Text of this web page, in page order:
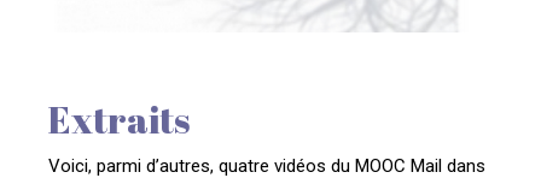
Extraits
Voici, parmi d’autres, quatre vidéos du MOOC Mail dans